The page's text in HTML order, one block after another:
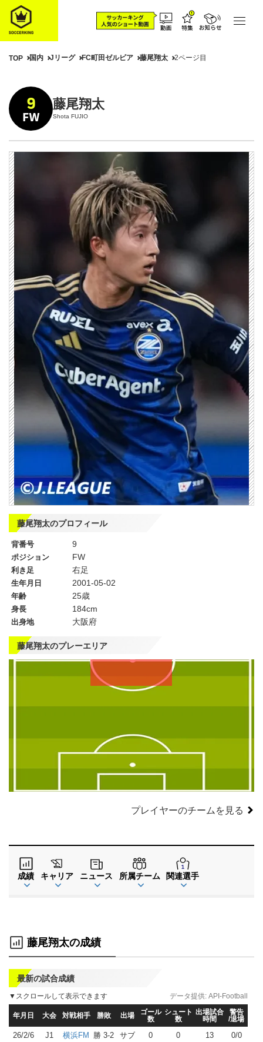
TOP 国内 Jリーグ FC町田ゼルビア 藤尾翔太 2ページ目
9
FW
藤尾翔太
Shota FUJIO
藤尾翔太のプロフィール
背番号 9
ポジション FW
利き足 右足
生年月日 2001-05-02
年齢 25歳
身長 184cm
出身地 大阪府
藤尾翔太のプレーエリア
左
WG
CF
右
WG
CMF
CB
SB
GK
プレイヤーのチームを見る
成績 キャリア ニュース 所属チーム 関連選手
藤尾翔太の成績
最新の試合成績
▼スクロールして表示できます
年月日 大会 対戦相手 勝敗 出場
ゴール
数
シュート
数
出場試合
時間
警告
/退場
26/2/6 J1 横浜FM 勝 3-2 サブ 0 0 13
0/0
データ提供: API-Football